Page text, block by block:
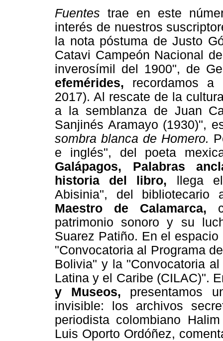
Fuentes trae en este
interés de nuestros
la nota póstuma de Justo
Catavi Campeón Nacional
inverosímil del 1900", de
efemérides, recordamos a
2017). Al rescate de la
a la semblanza de Juan
Sanjinés Aramayo (1930)",
sombra blanca de Homero.
e inglés", del poeta
Galápagos, Palabras
historia del libro,
llega
Abisinia", del bibliotecario
Maestro de Calamarca,
patrimonio sonoro y su
Suarez Patiño. En el
"Convocatoria al Programa
Bolivia" y la "Convocatoria
Latina y el Caribe (CILAC)".
y Museos, presentamos
invisible: los archivos
periodista colombiano
Luis Oporto Ordóñez,